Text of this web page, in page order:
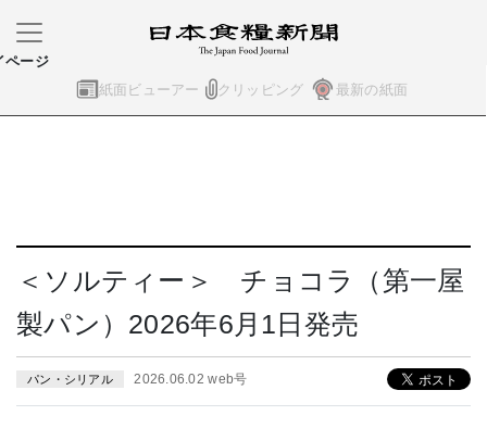
紙面ビューアー クリッピング 最新の紙面
ページ
＜ソルティー＞ チョコラ（第一屋
製パン）2026年6月1日発売
パン・シリアル 2026.06.02 web号